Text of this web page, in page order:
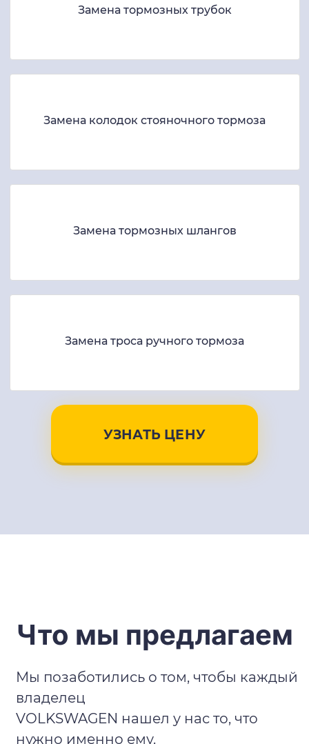
Замена тормозных трубок
Замена колодок стояночного тормоза
Замена тормозных шлангов
Замена троса ручного тормоза
УЗНАТЬ ЦЕНУ
Что мы предлагаем
Мы позаботились о том, чтобы каждый
владелец
VOLKSWAGEN нашел у нас то, что
нужно именно ему.